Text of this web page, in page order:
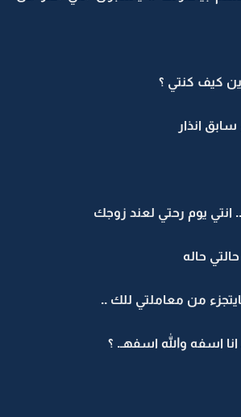
كيف كنتي ؟
انذار
يوم رحتي لعند زوجك
حاله
من معاملتي للك ..
اسفه والله اسفهـ. ؟